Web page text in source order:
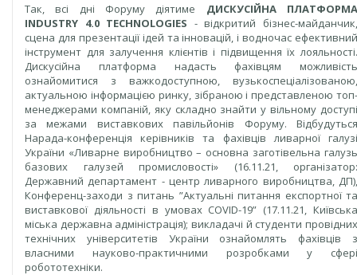
Так, всі дні Форуму діятиме ДИСКУСІЙНА
INDUSTRY 4.0 TECHNOLOGIES - відкритий бізнес-
сцена для презентації ідей та інновацій, і водночас ефективний
інструмент для залучення клієнтів і підвищення їх лояльності.
Дискусійна платформа надасть фахівцям можливість
ознайомитися з важкодоступною, вузькоспеціалізованою,
актуальною інформацією ринку, зібраною і представленою топ-
менеджерами компаній, яку складно знайти у вільному доступі
за межами виставкових павільйонів Форуму. Відбудуться
Нарада-конференція керівників та фахівців ливарної галузі
України «Ливарне виробництво – основна заготівельна галузь
базових галузей промисловості» (16.11.21, організатор:
Державний департамент - центр ливарного виробництва, ДП),
Конференц-заходи з питань ”Актуальні питання експортної та
виставкової діяльності в умовах COVID-19” (17.11.21, Київська
міська державна адміністрація); викладачі й студенти провідних
технічних університетів України ознайомлять фахівців з
власними науково-практичними розробками у сфері
робототехніки.